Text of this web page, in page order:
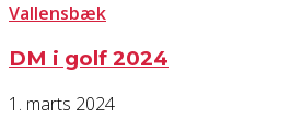
Vallensbæk
DM i golf 2024
1. marts 2024